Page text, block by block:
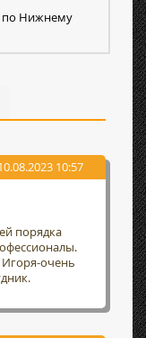
по Нижнему
10:57
порядка
очень